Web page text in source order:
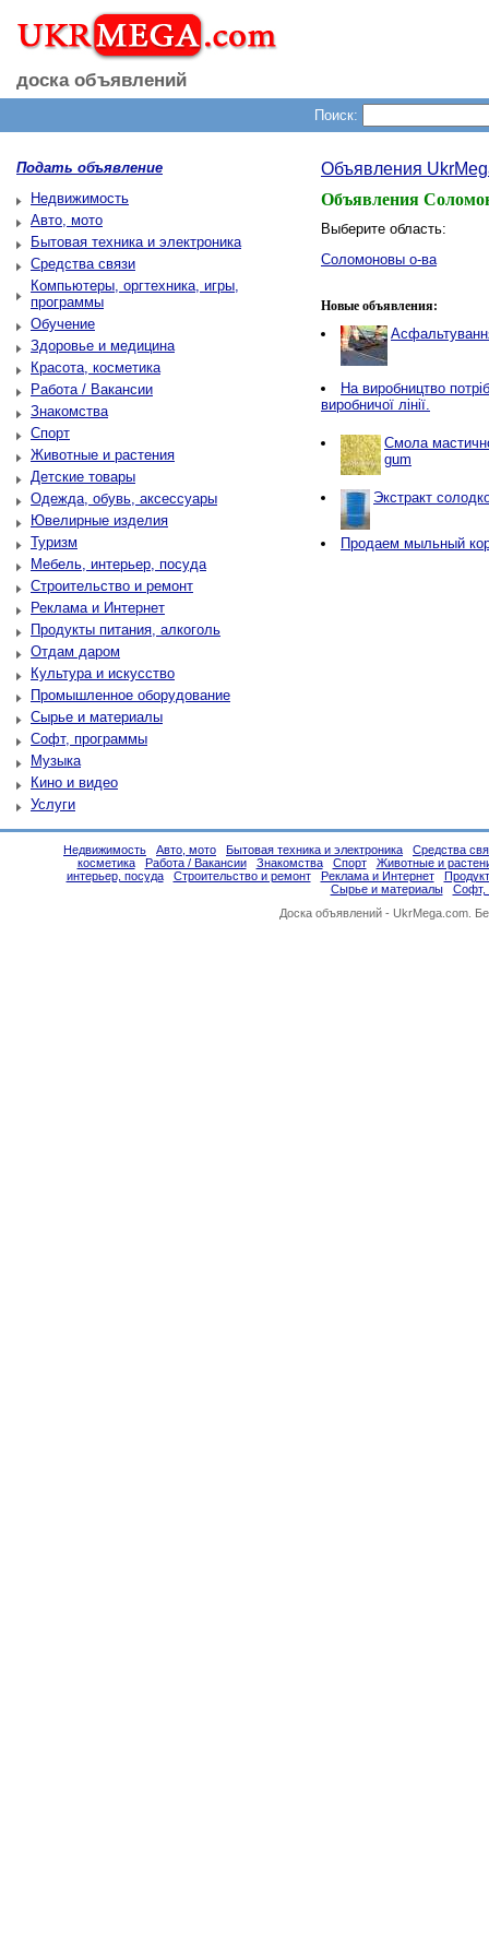
доска объявлений
Поиск:
Подать объявление
Недвижимость
Авто, мото
Бытовая техника и электроника
Средства связи
Компьютеры, оргтехника, игры,
программы
Обучение
Здоровье и медицина
Красота, косметика
Работа / Вакансии
Знакомства
Спорт
Животные и растения
Детские товары
Одежда, обувь, аксессуары
Ювелирные изделия
Туризм
Мебель, интерьер, посуда
Строительство и ремонт
Реклама и Интернет
Продукты питания, алкоголь
Отдам даром
Культура и искусство
Промышленное оборудование
Сырье и материалы
Софт, программы
Музыка
Кино и видео
Услуги
Объявления
Объявления
Выберите область:
Соломоновы о-ва
Новые объявления:
Нa виробництво
виробничої лінії.
Смола
gum
Экстракт
Продаем мыльный
Недвижимость Авто, мото Бытовая техника и электроника
Средства
косметика
Работа / Вакансии Знакомства Спорт
Животные и
интерьер, посуда
Строительство и ремонт Реклама и Интернет
Сырье и материалы
Софт,
Доска объявлений - UkrMega.com.